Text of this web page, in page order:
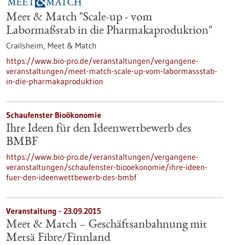
Meet & Match "Scale-up - vom
Labormaßstab in die Pharmakaproduktion"
Crailsheim, Meet & Match
https://www.bio-pro.de/veranstaltungen/vergangene-
veranstaltungen/meet-match-scale-up-vom-labormassstab-
in-die-pharmakaproduktion
Schaufenster Bioökonomie
Ihre Ideen für den Ideenwettbewerb des
BMBF
https://www.bio-pro.de/veranstaltungen/vergangene-
veranstaltungen/schaufenster-biooekonomie/ihre-ideen-
fuer-den-ideenwettbewerb-des-bmbf
Veranstaltung - 23.09.2015
Meet & Match – Geschäftsanbahnung mit
Metsä Fibre/Finnland